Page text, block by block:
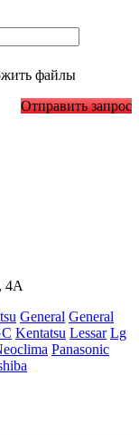
файлы
Отправить запрос
4А
General General
Kentatsu Lessar Lg
Panasonic